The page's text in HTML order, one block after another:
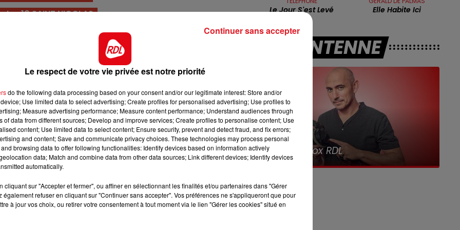
12h00 - 13h00 13h00 - 16h00
LES APRÈS-MIDI QUI CHANTENT
: 10 SAINT NICOLAS
en décembre dernier. Toujours pris en valeur
il doit de nouveau s'imposer.
il s'était imposé en 42 . Pris ce coup ci en 39, c'est une
fait sur cette piste. En bas de tableau, c'est un candidat
premières places.
réalisé de bonnes performances. Avec l'endurance
peut aller loin.
la passé de 1900 à 2500 m à l'automne dernier , il ne
pas le déranger, et il a sa place à l'arrivée
mois, il rattrape le temps perdu depuis fin 2021, la psf
un trés bon outisder.
mais le fait de quitter Deauville pour courir à
Le Jour S'est Levé Elle Habite Ici
A L'ANTENNE
16h00 - 19h00
Le Jukebox RDL
7h00 - 10h00
Debout c'est l'heure
Le respect de votre vie privée est notre priorité
do the following data processing based on your consent and/or our legitimate interest: Store and/or
Use limited data to select advertising; Create profiles for personalised advertising; Use profiles to
Measure advertising performance; Measure content performance; Understand audiences through
of data from different sources; Develop and improve services; Create profiles to personalise content; Use
content; Use limited data to select content; Ensure security, prevent and detect fraud, and fix errors;
and content; Save and communicate privacy choices. These technologies may process personal
browsing data to offer following functionalities: Identify devices based on information actively
data; Match and combine data from other data sources; Link different devices; Identify devices
automatically.
cliquant sur "Accepter et fermer", ou affiner en sélectionnant les finalités et/ou partenaires dans "Gérer
également refuser en cliquant sur "Continuer sans accepter". Vos préférences ne s'appliqueront que pour
à jour vos choix, ou retirer votre consentement à tout moment via le lien "Gérer les cookies" situé en
Continuer sans accepter